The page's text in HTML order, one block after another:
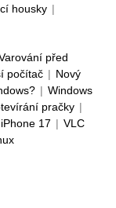
housky |
před
počítač | Nový
| Windows
pračky |
iPhone 17 | VLC